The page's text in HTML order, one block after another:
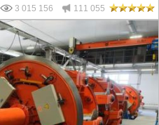
3 015 156 111 055